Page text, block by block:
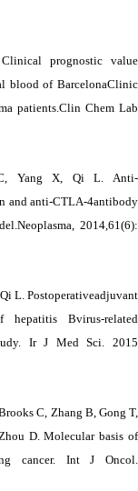
prognostic value
blood of BarcelonaClinic
patients.Clin Chem Lab
Yang X, Qi L. Anti-
and anti-CTLA-4antibody
2014,61(6):
L. Postoperativeadjuvant
hepatitis Bvirus-related
Ir J Med Sci. 2015
C, Zhang B, Gong T,
D. Molecular basis of
cancer. Int J Oncol.